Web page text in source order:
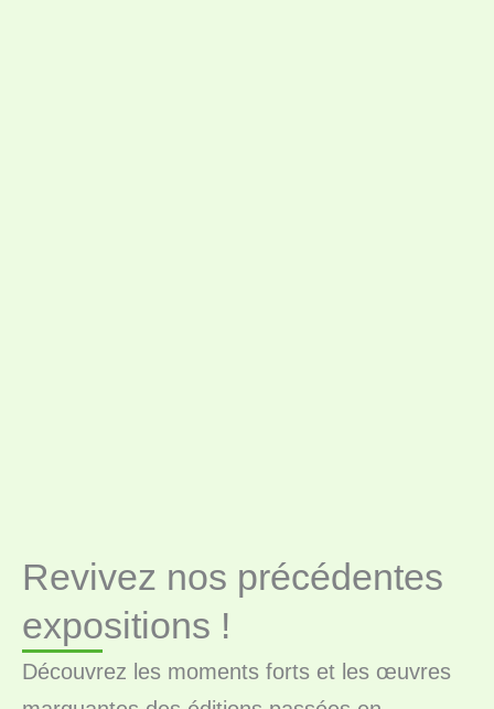
Revivez nos précédentes
expositions !
Découvrez les moments forts et les œuvres